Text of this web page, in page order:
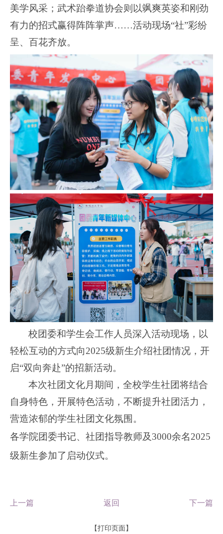
美学风采；武术跆拳道协会则以飒爽英姿和刚劲
有力的招式赢得阵阵掌声……活动现场“社”彩纷
呈、 百花齐放。
校团委和学生会工作人员深入活动现场 ，以
轻松互动的方式向2025级新生介绍社团情况 ，开
启“双向奔赴”的招新活动。
本次社团文化月期间，全校学生社团将结合
自身特色，开展特色活动， 不断提升社团活力，
营造浓郁的学生社团文化氛围。
各学院团委书记、社团指导教师及3000余名2025
级新生参加了启动仪式。
上一篇 返回 下一篇
【打印页面】